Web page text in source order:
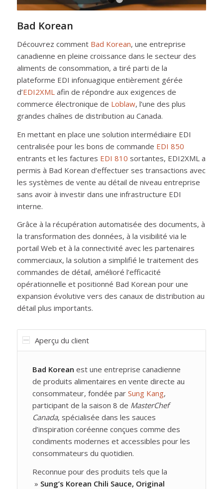
1 2 3
Bad Korean
Découvrez comment Bad Korean, une entreprise
canadienne en pleine croissance dans le secteur des
aliments de consommation, a tiré parti de la
plateforme EDI infonuagique entièrement gérée
d’EDI2XML afin de répondre aux exigences de
commerce électronique de Loblaw, l’une des plus
grandes chaînes de distribution au Canada.
En mettant en place une solution intermédiaire EDI
centralisée pour les bons de commande EDI 850
entrants et les factures EDI 810 sortantes, EDI2XML a
permis à Bad Korean d’effectuer ses transactions avec
les systèmes de vente au détail de niveau entreprise
sans avoir à investir dans une infrastructure EDI
interne.
Grâce à la récupération automatisée des documents, à
la transformation des données, à la visibilité via le
portail Web et à la connectivité avec les partenaires
commerciaux, la solution a simplifié le traitement des
commandes de détail, amélioré l’efficacité
opérationnelle et positionné Bad Korean pour une
expansion évolutive vers des canaux de distribution au
détail plus importants.
Aperçu du client
Bad Korean est une entreprise canadienne
de produits alimentaires en vente directe au
consommateur, fondée par Sung Kang,
participant de la saison 8 de MasterChef
Canada, spécialisée dans les sauces
d’inspiration coréenne conçues comme des
condiments modernes et accessibles pour les
consommateurs du quotidien.
Reconnue pour des produits tels que la
» Sung’s Korean Chili Sauce, Original